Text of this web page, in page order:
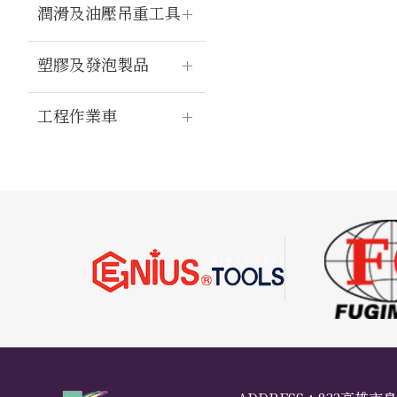
潤滑及油壓吊重工具
塑膠及發泡製品
工程作業車